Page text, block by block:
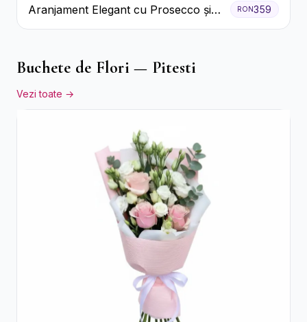
Aranjament Elegant cu Prosecco și
Flori Galbene.
RON359
Buchete de Flori — Pitesti
Vezi toate →